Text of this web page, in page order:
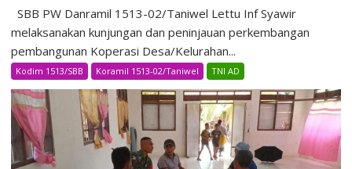
SBB PW Danramil 1513-02/Taniwel Lettu Inf Syawir
melaksanakan kunjungan dan peninjauan perkembangan
pembangunan Koperasi Desa/Kelurahan...
Kodim 1513/SBB Koramil 1513-02/Taniwel TNI AD